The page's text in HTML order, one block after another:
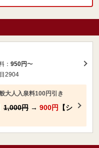
： 950円〜
2904
大人入泉料100円引き
1,000円 → 900円
【シ